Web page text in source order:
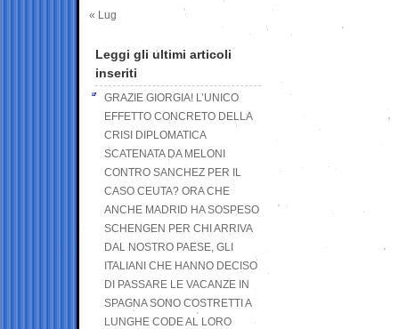
« Lug
Leggi gli ultimi articoli
inseriti
GRAZIE GIORGIA! L’UNICO
EFFETTO CONCRETO DELLA
CRISI DIPLOMATICA
SCATENATA DA MELONI
CONTRO SANCHEZ PER IL
CASO CEUTA? ORA CHE
ANCHE MADRID HA SOSPESO
SCHENGEN PER CHI ARRIVA
DAL NOSTRO PAESE, GLI
ITALIANI CHE HANNO DECISO
DI PASSARE LE VACANZE IN
SPAGNA SONO COSTRETTI A
LUNGHE CODE AL LORO